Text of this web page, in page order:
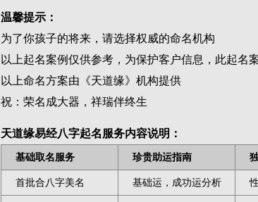
温馨提示：
为了你孩子的将来，请选择权威的命名机构
以上起名案例仅供参考，为保护客户信息，此起名
以上命名方案由《天道缘》机构提供
祝：荣名成大器，祥瑞伴终生
天道缘易经八字起名服务内容说明：
基础取名服务 珍贵助运指南
首批合八字美名 基础运，成功运分析